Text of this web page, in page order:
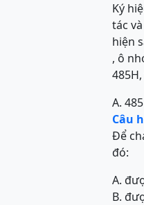
Ký
tác
hiện
, ô
A.
Câu
Để
đó:
A.
B.